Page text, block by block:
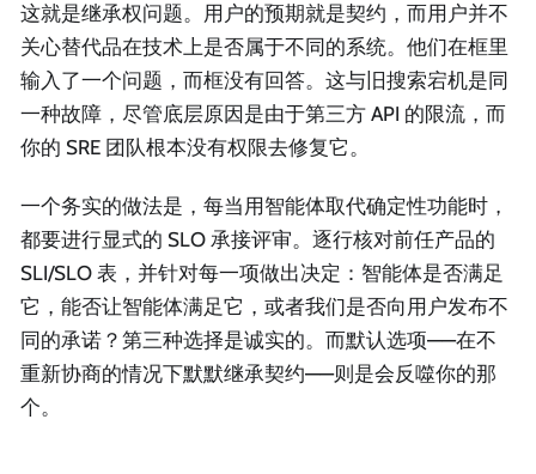
这就是继承权问题。用户的预期就是契约，而用户并不
关心替代品在技术上是否属于不同的系统。他们在框里
输入了一个问题，而框没有回答。这与旧搜索宕机是同
一种故障，尽管底层原因是由于第三方 API 的限流，而
你的 SRE 团队根本没有权限去修复它。
一个务实的做法是，每当用智能体取代确定性功能时，
都要进行显式的 SLO 承接评审。逐行核对前任产品的
SLI/SLO 表，并针对每一项做出决定：智能体是否满足
它，能否让智能体满足它，或者我们是否向用户发布不
同的承诺？第三种选择是诚实的。而默认选项——在不
重新协商的情况下默默继承契约——则是会反噬你的那
个。